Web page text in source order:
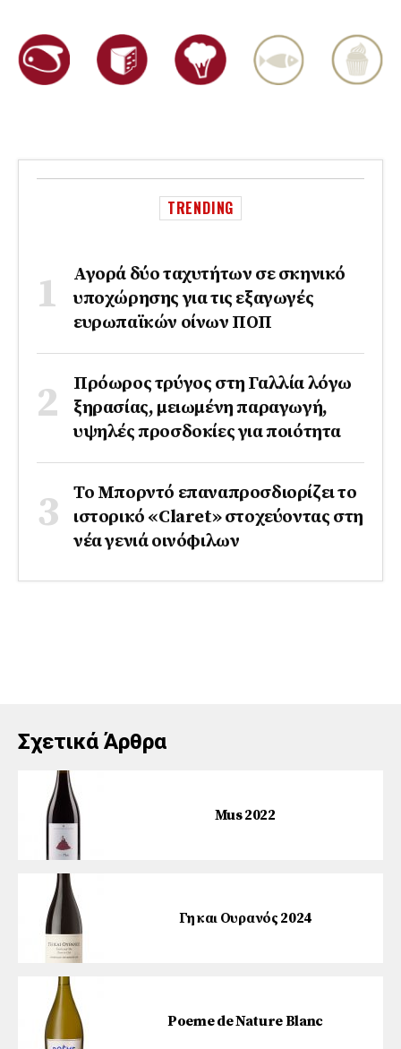
TRENDING
Αγορά δύο ταχυτήτων σε σκηνικό
υποχώρησης για τις εξαγωγές
ευρωπαϊκών οίνων ΠΟΠ
Πρόωρος τρύγος στη Γαλλία λόγω
ξηρασίας, μειωμένη παραγωγή,
υψηλές προσδοκίες για ποιότητα
Το Μπορντό επαναπροσδιορίζει το
ιστορικό «Claret» στοχεύοντας στη
νέα γενιά οινόφιλων
Σχετικά Άρθρα
Mus 2022
Γη και Ουρανός 2024
Poeme de Nature Blanc